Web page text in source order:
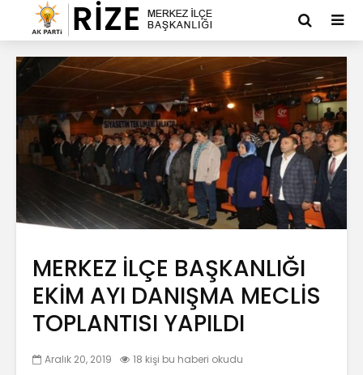
MERKEZ İLÇE BAŞKANLIĞI
EKİM AYI DANIŞMA MECLİS
TOPLANTISI YAPILDI
Aralık 20, 2019 18 kişi bu haberi okudu